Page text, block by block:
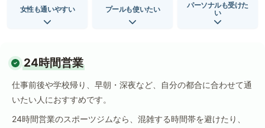
女性も通いやすい プールも使いたい
パーソナルも受けた
い
24時間営業
仕事前後や学校帰り、早朝・深夜など、自分の都合に合わせて通
いたい人におすすめです。
24時間営業のスポーツジムなら、混雑する時間帯を避けたり、